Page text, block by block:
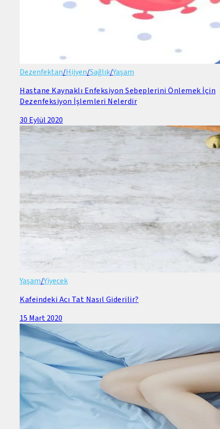
Dezenfektan/Hijyen/Sağlık/Yaşam
Hastane Kaynaklı Enfeksiyon Sebeplerini Önlemek İçin
Dezenfeksiyon İşlemleri Nelerdir
30 Eylül 2020
Yaşam/Yiyecek
Kafeindeki Acı Tat Nasıl Giderilir?
15 Mart 2020